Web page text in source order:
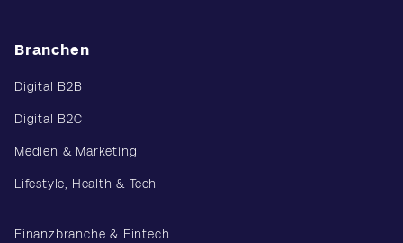
Branchen
Digital B2B
Digital B2C
Medien & Marketing
Lifestyle, Health & Tech
Finanzbranche & Fintech